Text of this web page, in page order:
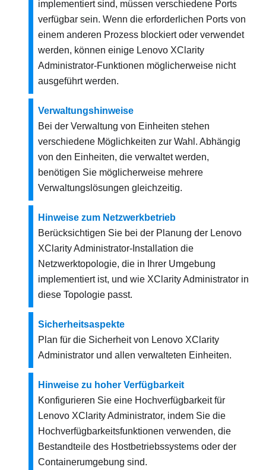
implementiert sind, müssen verschiedene Ports
verfügbar sein. Wenn die erforderlichen Ports von
einem anderen Prozess blockiert oder verwendet
werden, können einige Lenovo XClarity
Administrator-Funktionen möglicherweise nicht
ausgeführt werden.
Verwaltungshinweise
Bei der Verwaltung von Einheiten stehen
verschiedene Möglichkeiten zur Wahl. Abhängig
von den Einheiten, die verwaltet werden,
benötigen Sie möglicherweise mehrere
Verwaltungslösungen gleichzeitig.
Hinweise zum Netzwerkbetrieb
Berücksichtigen Sie bei der Planung der Lenovo
XClarity Administrator-Installation die
Netzwerktopologie, die in Ihrer Umgebung
implementiert ist, und wie XClarity Administrator in
diese Topologie passt.
Sicherheitsaspekte
Plan für die Sicherheit von Lenovo XClarity
Administrator und allen verwalteten Einheiten.
Hinweise zu hoher Verfügbarkeit
Konfigurieren Sie eine Hochverfügbarkeit für
Lenovo XClarity Administrator, indem Sie die
Hochverfügbarkeitsfunktionen verwenden, die
Bestandteile des Hostbetriebssystems oder der
Containerumgebung sind.